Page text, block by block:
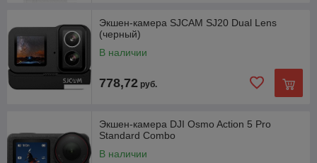
Экшен-камера SJCAM SJ20 Dual Lens
(черный)
В наличии
778,72 руб.
Экшен-камера DJI Osmo Action 5 Pro
Standard Combo
В наличии